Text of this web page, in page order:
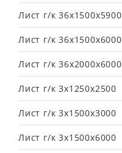
Лист г/к 36х1500х5900
Лист г/к 36х1500х6000
Лист г/к 36х2000х6000
Лист г/к 3х1250х2500
Лист г/к 3х1500х3000
Лист г/к 3х1500х6000